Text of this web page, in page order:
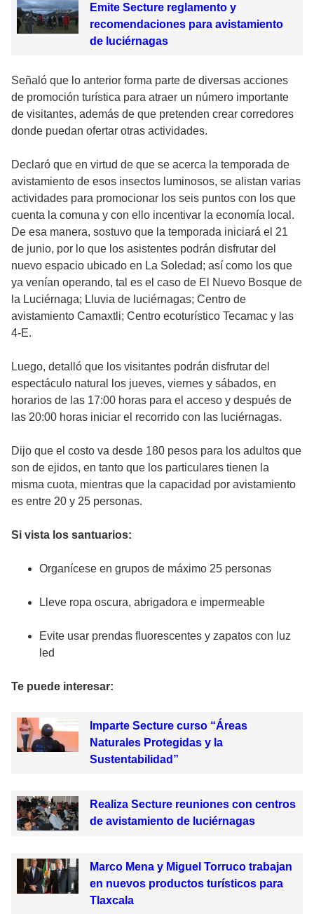
Emite Secture reglamento y
recomendaciones para avistamiento
de luciérnagas
Señaló que lo anterior forma parte de diversas acciones
de promoción turística para atraer un número importante
de visitantes, además de que pretenden crear corredores
donde puedan ofertar otras actividades.
Declaró que en virtud de que se acerca la temporada de
avistamiento de esos insectos luminosos, se alistan varias
actividades para promocionar los seis puntos con los que
cuenta la comuna y con ello incentivar la economía local.
De esa manera, sostuvo que la temporada iniciará el 21
de junio, por lo que los asistentes podrán disfrutar del
nuevo espacio ubicado en La Soledad; así como los que
ya venían operando, tal es el caso de El Nuevo Bosque de
la Luciérnaga; Lluvia de luciérnagas; Centro de
avistamiento Camaxtli; Centro ecoturístico Tecamac y las
4-E.
Luego, detalló que los visitantes podrán disfrutar del
espectáculo natural los jueves, viernes y sábados, en
horarios de las 17:00 horas para el acceso y después de
las 20:00 horas iniciar el recorrido con las luciérnagas.
Dijo que el costo va desde 180 pesos para los adultos que
son de ejidos, en tanto que los particulares tienen la
misma cuota, mientras que la capacidad por avistamiento
es entre 20 y 25 personas.
Si vista los santuarios:
Organícese en grupos de máximo 25 personas
Lleve ropa oscura, abrigadora e impermeable
Evite usar prendas fluorescentes y zapatos con luz
led
Te puede interesar:
Imparte Secture curso “Áreas
Naturales Protegidas y la
Sustentabilidad”
Realiza Secture reuniones con centros
de avistamiento de luciérnagas
Marco Mena y Miguel Torruco trabajan
en nuevos productos turísticos para
Tlaxcala